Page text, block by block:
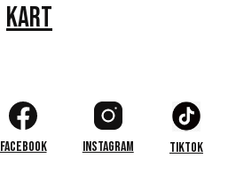
Facebook Instagram TikTok
KART